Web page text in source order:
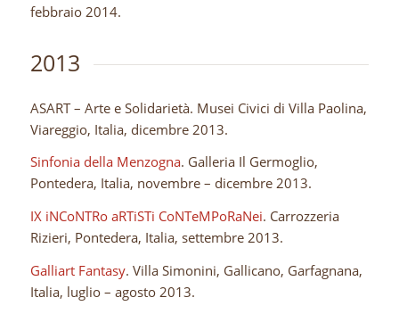
febbraio 2014.
2013
ASART – Arte e Solidarietà. Musei Civici di Villa Paolina,
Viareggio, Italia, dicembre 2013.
Sinfonia della Menzogna. Galleria Il Germoglio,
Pontedera, Italia, novembre – dicembre 2013.
IX iNCoNTRo aRTiSTi CoNTeMPoRaNei. Carrozzeria
Rizieri, Pontedera, Italia, settembre 2013.
Galliart Fantasy. Villa Simonini, Gallicano, Garfagnana,
Italia, luglio – agosto 2013.